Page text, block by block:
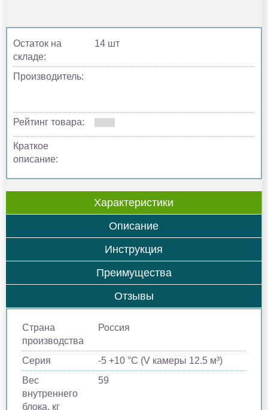
Остаток на
складе:
14 шт
Производитель:
Рейтинг товара:
Краткое
описание:
Характеристики
Описание
Инструкция
Преимущества
Отзывы
Страна
производства
Россия
Серия
-5 +10 °С (V камеры 12.5 м³)
Вес
внутреннего
блока, кг
59